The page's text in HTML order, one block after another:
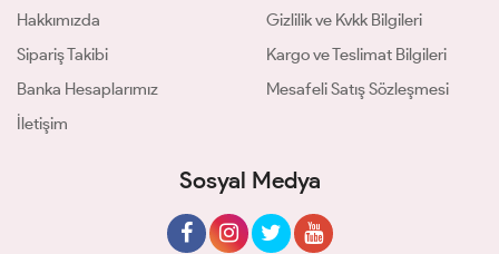
Hakkımızda
Sipariş Takibi
Banka Hesaplarımız
İletişim
Gizlilik ve Kvkk Bilgileri
Kargo ve Teslimat Bilgileri
Mesafeli Satış Sözleşmesi
Sosyal Medya